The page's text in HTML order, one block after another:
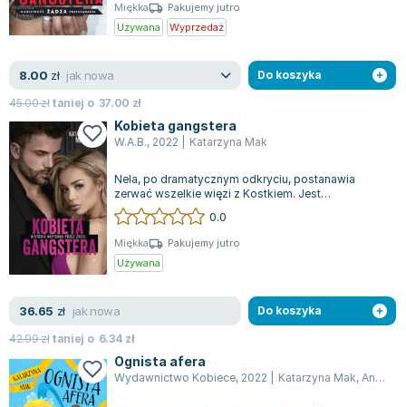
Miękka
Pakujemy jutro
Używana
Wyprzedaż
8.00 zł jak nowa
45.00złtaniej o 37.00 zł
Do koszyka
Kobieta gangstera
W.A.B., 2022 Katarzyna Mak
Nela, po dramatycznym odkryciu, postanawia
zerwać wszelkie więzi z Kostkiem. Jest
zdecydowana, by nie mieć z nim więcej do
czynien...
0.0
Miękka
Pakujemy jutro
Używana
36.65 zł jak nowa
42.99złtaniej o 6.34 zł
Do koszyka
Ognista afera
Wydawnictwo Kobiece, 2022 Katarzyna Mak, Anna Szumacher